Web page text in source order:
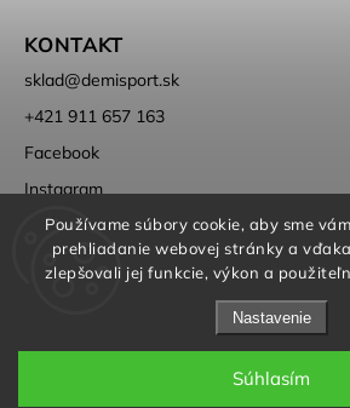
Používame súbory cookie, aby sme
prehliadanie webovej stránky a
zlepšovali jej funkcie, výkon a
Nastavenie
Súhlasím
KONTAKT
sklad@demisport.sk
+421 911 657 163
Facebook
Instagram